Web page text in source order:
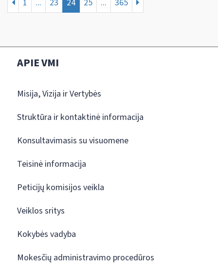
1 ... 23 24 25 ... 365
APIE VMI
Misija, Vizija ir Vertybės
Struktūra ir kontaktinė informacija
Konsultavimasis su visuomene
Teisinė informacija
Peticijų komisijos veikla
Veiklos sritys
Kokybės vadyba
Mokesčių administravimo procedūros